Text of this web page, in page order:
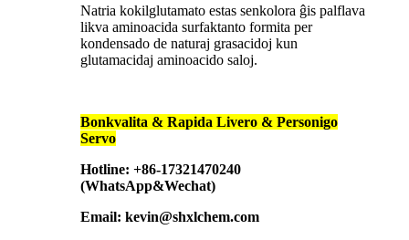
Natria kokilglutamato estas senkolora ĝis palflava
likva aminoacida surfaktanto formita per
kondensado de naturaj grasacidoj kun
glutamacidaj aminoacido saloj.
Bonkvalita & Rapida Livero & Personigo
Servo
Hotline: +86-17321470240
(WhatsApp&Wechat)
Email: kevin@shxlchem.com